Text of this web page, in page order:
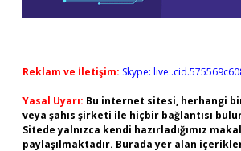
Reklam ve İletişim: Skype:
Yasal Uyarı: Bu internet sitesi, herhangi
veya şahıs şirketi ile hiçbir bağlantısı
Sitede yalnızca kendi hazırladığımız
paylaşılmaktadır. Burada yer alan